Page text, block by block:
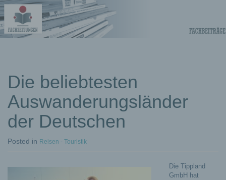
Projekte –
Fachbeiträge
Die beliebtesten
Auswanderungsländer
der Deutschen
Posted in Reisen - Touristik
Die Tippland
GmbH hat